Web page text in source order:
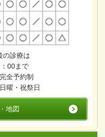
の診療は
00まで
全予約制
曜・祝祭日
地図